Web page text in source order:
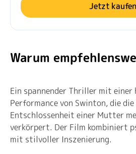
Jetzt kaufen
Warum
Ein spannender Thriller mit einer
Performance von Swinton, die
Entschlossenheit einer Mutter
verkörpert. Der Film kombiniert
mit stilvoller Inszenierung.